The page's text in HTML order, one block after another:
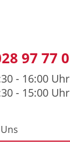
97 77 0
- 16:00 Uhr
- 15:00 Uhr